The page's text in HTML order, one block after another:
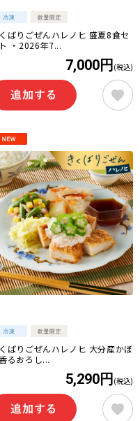
ばりごぜんハレノヒ 盛夏8食セ
・2026年7...
7,000円 (税込)
ばりごぜんハレノヒ 大分産かぼ
るおろし...
5,290円 (税込)